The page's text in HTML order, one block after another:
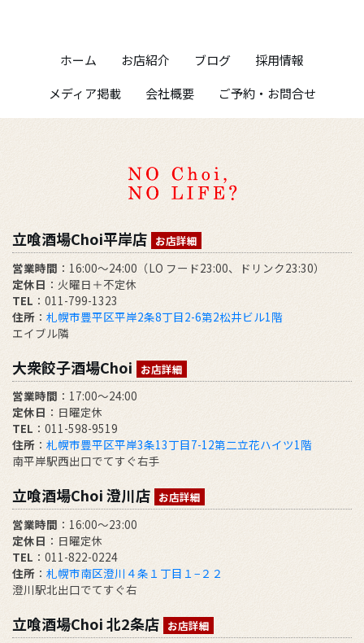
ホーム お店紹介 ブログ
採用情報
メディア掲載
会社概要 ご予約・お問合せ
立喰酒場Choi平岸店 お店詳細
営業時間 ：16:00～24:00（LO フード23:00、ドリンク23:30）
定休日 ：火曜日＋不定休
TEL ：011-799-1323
住所 ： 札幌市豊平区平岸2条8丁目2-6第2松井ビル1階
エイブル隣
大衆餃子酒場Choi お店詳細
営業時間 ：17:00～24:00
定休日 ：日曜定休
TEL ：011-598-9519
住所 ： 札幌市豊平区平岸3条13丁目7-12第二立花ハイツ1階
南平岸駅西出口でてすぐ右手
立喰酒場Choi 澄川店 お店詳細
営業時間 ：16:00～23:00
定休日 ：日曜定休
TEL ：011-822-0224
住所 ： 札幌市南区澄川４条１丁目１−２２
澄川駅北出口でてすぐ右
立喰酒場Choi 北2条店 お店詳細